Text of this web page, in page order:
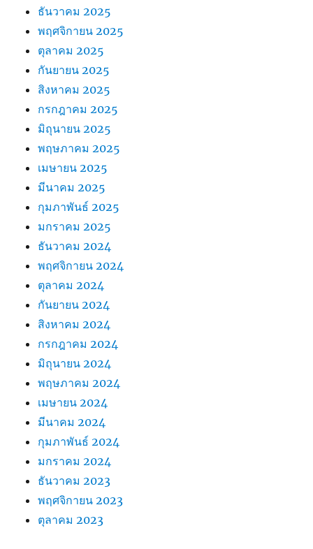
ธันวาคม 2025
พฤศจิกายน 2025
ตุลาคม 2025
กันยายน 2025
สิงหาคม 2025
กรกฎาคม 2025
มิถุนายน 2025
พฤษภาคม 2025
เมษายน 2025
มีนาคม 2025
กุมภาพันธ์ 2025
มกราคม 2025
ธันวาคม 2024
พฤศจิกายน 2024
ตุลาคม 2024
กันยายน 2024
สิงหาคม 2024
กรกฎาคม 2024
มิถุนายน 2024
พฤษภาคม 2024
เมษายน 2024
มีนาคม 2024
กุมภาพันธ์ 2024
มกราคม 2024
ธันวาคม 2023
พฤศจิกายน 2023
ตุลาคม 2023